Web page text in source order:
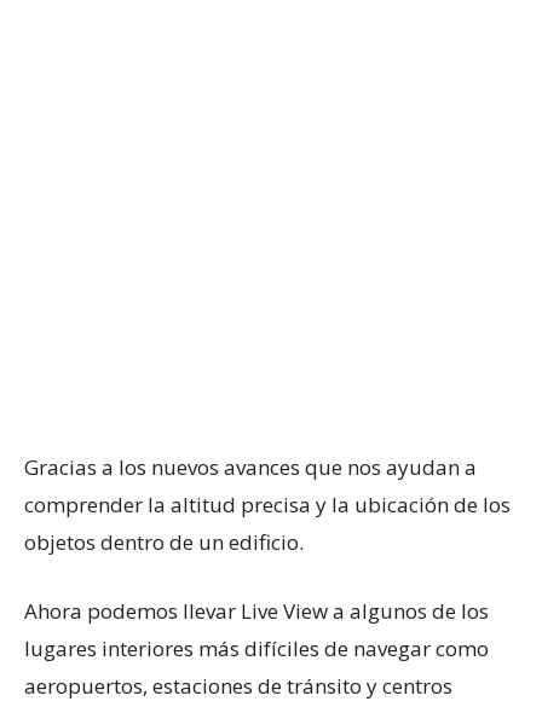
Gracias a los nuevos avances que nos ayudan a
comprender la altitud precisa y la ubicación de los
objetos dentro de un edificio.
Ahora podemos llevar Live View a algunos de los
lugares interiores más difíciles de navegar como
aeropuertos, estaciones de tránsito y centros